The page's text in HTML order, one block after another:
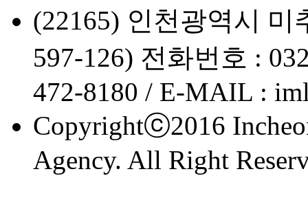
(22165) 인천광역시 미
597-126) 전화번호 :
472-8180 / E-MAIL :
Copyrightⓒ2016
Agency. All Right